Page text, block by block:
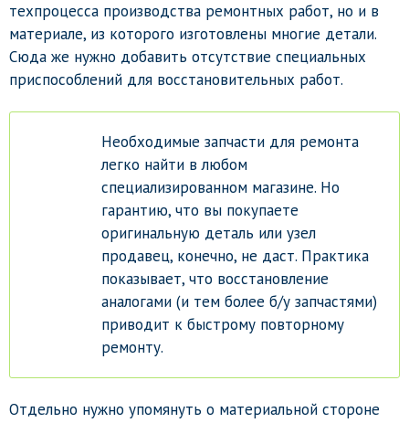
техпроцесса производства ремонтных работ, но и в
материале, из которого изготовлены многие детали.
Сюда же нужно добавить отсутствие специальных
приспособлений для восстановительных работ.
Необходимые запчасти для ремонта
легко найти в любом
специализированном магазине. Но
гарантию, что вы покупаете
оригинальную деталь или узел
продавец, конечно, не даст. Практика
показывает, что восстановление
аналогами (и тем более б/у запчастями)
приводит к быстрому повторному
ремонту.
Отдельно нужно упомянуть о материальной стороне